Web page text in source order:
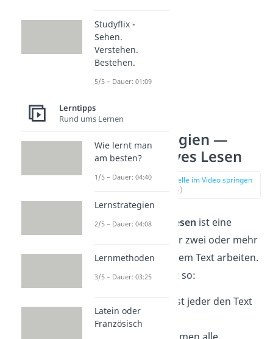
Lesestrategien —
kooperatives Lesen
zur Stelle im Video springen
(00:15)
Kooperatives Lesen ist eine
Methode, bei der zwei oder mehr
Personen an einem Text arbeiten.
Das funktioniert so:
Zunächst liest jeder den Text
für sich.
Studyflix -
Sehen.
Verstehen.
Bestehen.
5/5 – Dauer: 01:09
Lerntipps
Rund ums Lernen
Wie lernt man
am besten?
1/5 – Dauer: 04:40
Lernstrategien
2/5 – Dauer: 04:08
Lernmethoden
3/5 – Dauer: 03:25
Latein oder
Französisch